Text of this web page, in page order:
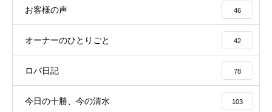
お客様の声 46
オーナーのひとりごと 42
ロバ日記 78
今日の十勝、今の清水 103